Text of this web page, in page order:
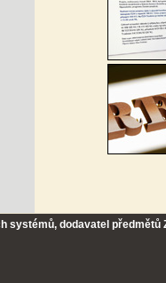
systémů, dodavatel předmětů